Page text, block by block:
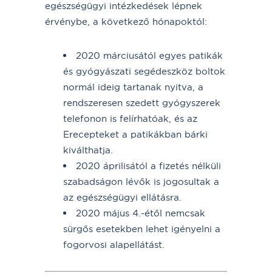
egészségügyi intézkedések lépnek
érvénybe, a következő hónapoktól:
2020 márciusától egyes patikák
és gyógyászati segédeszköz boltok
normál ideig tartanak nyitva, a
rendszeresen szedett gyógyszerek
telefonon is felírhatóak, és az
Erecepteket a patikákban bárki
kiválthatja.
2020 áprilisától a fizetés nélküli
szabadságon lévők is jogosultak a
az egészségügyi ellátásra.
2020 május 4.-étől nemcsak
sürgős esetekben lehet igényelni a
fogorvosi alapellátást.